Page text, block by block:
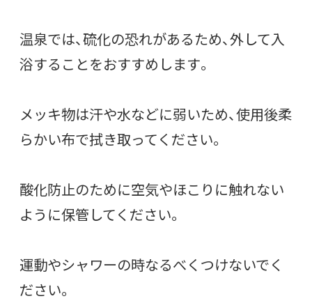
温泉では、硫化の恐れがあるため、外して入
浴することをおすすめします。
メッキ物は汗や水などに弱いため、使用後柔
らかい布で拭き取ってください。
酸化防止のために空気やほこりに触れない
ように保管してください。
運動やシャワーの時なるべくつけないでく
ださい。